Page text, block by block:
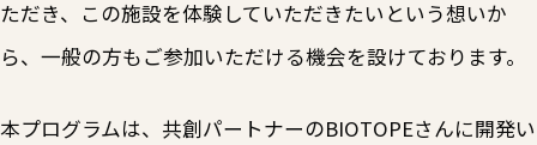
ただき、この施設を体験していただきたいという想いか
ら、一般の方もご参加いただける機会を設けております。
本プログラムは、共創パートナーのBIOTOPEさんに開発い